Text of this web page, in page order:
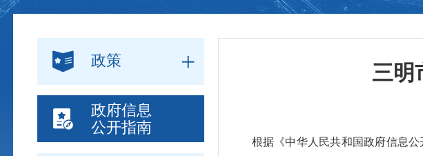
政策
政府信息
公开指南
三明
根据《中华人民共和国政府信息公